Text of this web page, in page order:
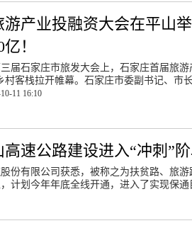
产业投融资大会在平山
！
届石家庄市旅发大会上，石家庄首届旅
村客栈拉开帷幕。石家庄市委副书记、市
11 16:10
速公路建设进入“冲刺”
份有限公司获悉，被称之为扶贫路、旅
计划今年年底全线开通，进入了实现保通